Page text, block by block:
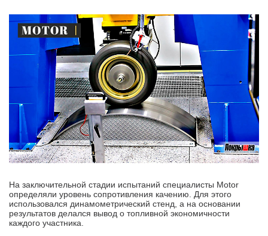
На заключительной стадии испытаний специалисты Motor
определяли уровень сопротивления качению. Для этого
использовался динамометрический стенд, а на основании
результатов делался вывод о топливной экономичности
каждого участника.